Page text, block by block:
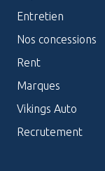
Entretien
Nos concessions
Rent
Marques
Vikings Auto
Recrutement